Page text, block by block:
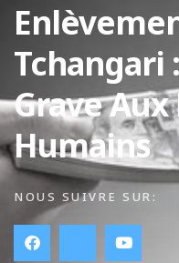
Tchangari
Grave
Humains
NOUS SUIVRE SUR: